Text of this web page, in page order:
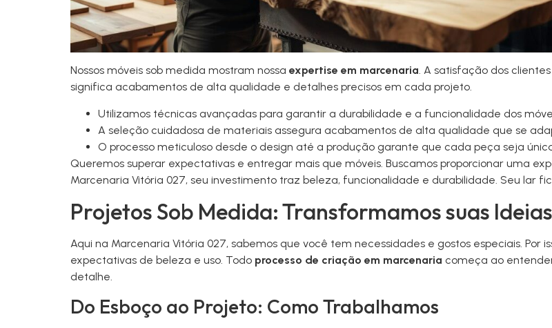
Nossos móveis sob medida mostram nossa expertise em marcenaria. A satisfação dos
significa acabamentos de alta qualidade e detalhes precisos em cada projeto.
Utilizamos técnicas avançadas para garantir a durabilidade e a funcionalidade dos
A seleção cuidadosa de materiais assegura acabamentos de alta qualidade que se
O processo meticuloso desde o design até a produção garante que cada peça seja
Queremos superar expectativas e entregar mais que móveis. Buscamos proporcionar uma
Marcenaria Vitória 027, seu investimento traz beleza, funcionalidade e durabilidade. Seu lar
Projetos Sob Medida: Transformamos suas
Aqui na Marcenaria Vitória 027, sabemos que você tem necessidades e gostos especiais. Por
expectativas de beleza e uso. Todo processo de criação em marcenaria começa ao
detalhe.
Do Esboço ao Projeto: Como Trabalhamos